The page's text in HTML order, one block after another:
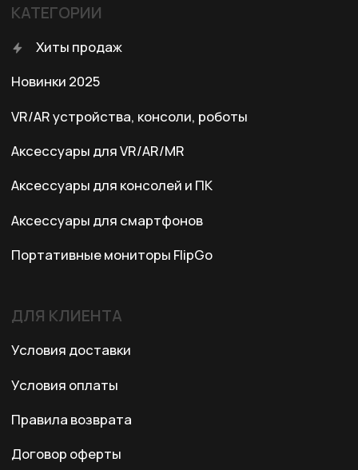
+7 (701) 202-04-00
© 2024 XRTech. All Rights Reserved.
батыра, БЦ Карасай, блок В,
3 этаж, 301 офис
Ежедневно с 10:00 до 19:00